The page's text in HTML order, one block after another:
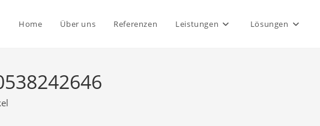
Home Über uns Referenzen Leistungen Lösungen